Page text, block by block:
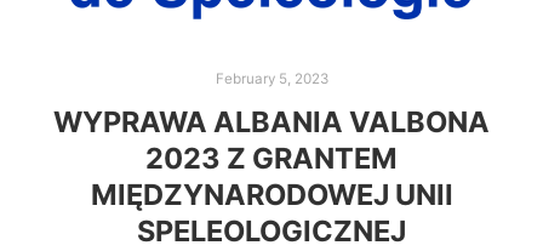
February 5, 2023
WYPRAWA ALBANIA VALBONA
2023 Z GRANTEM
MIĘDZYNARODOWEJ UNII
SPELEOLOGICZNEJ